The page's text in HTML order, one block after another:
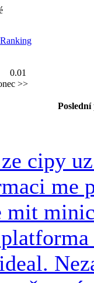
Ranking
0.01
>>
cipy
me
mit